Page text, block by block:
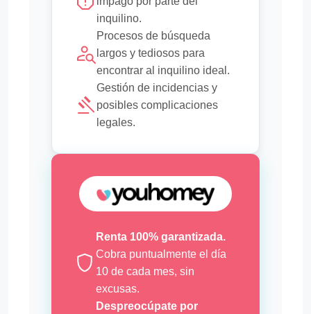
inquilino.
Procesos de búsqueda
largos y tediosos para
encontrar al inquilino ideal.
Gestión de incidencias y
posibles complicaciones
legales.
Renta 100% garantizada.
Cobra puntualmente el día
10 de cada mes, sin
excusas.
Despreocúpate por